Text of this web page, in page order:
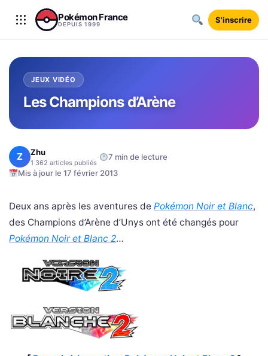
Aller au contenu
Pokémon France
DEPUIS 1999 S'inscrire
JEUX VIDÉO
Les Champions d’Arène
Z Zhu
1 362 articles publiés · 7 min de lecture·
Mis à jour le 17 février 2013
Deux ans après les aventures de Pokémon Noir et Blanc,
des Champions d’Arène d’Unys ont été changés pour
Pokémon Noir et Blanc 2…